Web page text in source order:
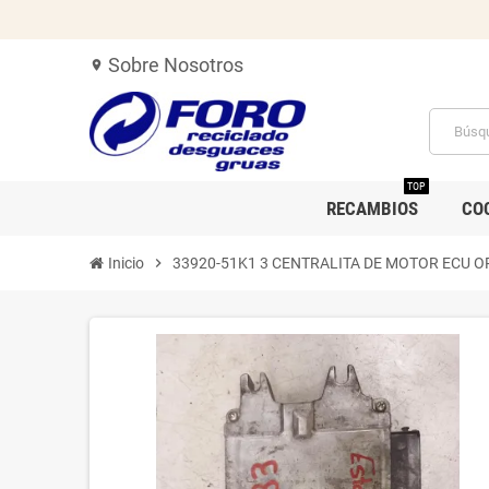
location_on Sobre Nosotros
RECAMBIOS
TOP
Inicio chevron_right 33920-51K1 3 CENTRALITA DE MOTOR ECU